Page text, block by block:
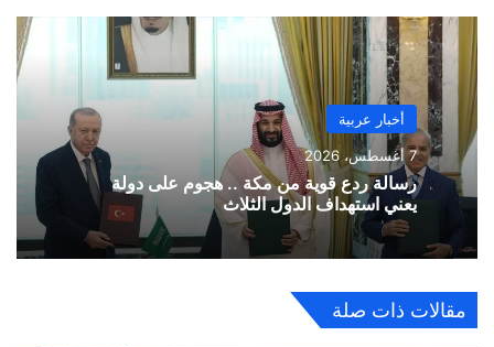
أخبار عربية
7 أغسطس، 2026
رسالة ردع قوية من مكة .. هجوم على دولة
يعني استهداف الدول الثلاث
مقالات ذات صلة